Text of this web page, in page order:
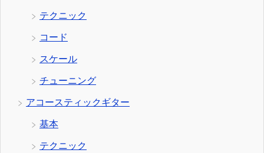
テクニック
コード
スケール
チューニング
アコースティックギター
基本
テクニック